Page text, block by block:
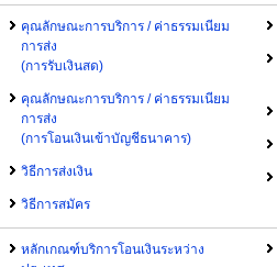
คุณลักษณะการบริการ / ค่าธรรมเนียม
การส่ง
(การรับเงินสด)
คุณลักษณะการบริการ / ค่าธรรมเนียม
การส่ง
(การโอนเงินเข้าบัญชีธนาคาร)
วิธีการส่งเงิน
วิธีการสมัคร
หลักเกณฑ์บริการโอนเงินระหว่าง